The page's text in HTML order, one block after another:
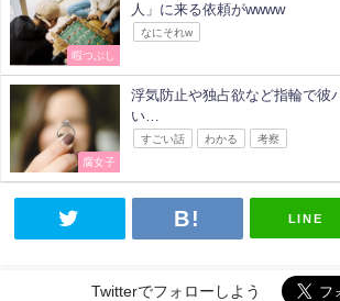
暇つぶし
人」に来る依頼がwwww
なにそれw
腐女子
浮気防止や独占欲など指輪で彼
い…
すごい話 わかる 考察
LINE
Twitterでフォローしよう